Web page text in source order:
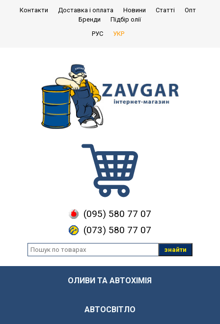
Контакти Доставка і оплата Новини Статті
Опт
Бренди
Підбір олії
РУС
УКР
(095) 580 77 07
(073) 580 77 07
знайти
ОЛИВИ ТА АВТОХІМІЯ
АВТОСВІТЛО